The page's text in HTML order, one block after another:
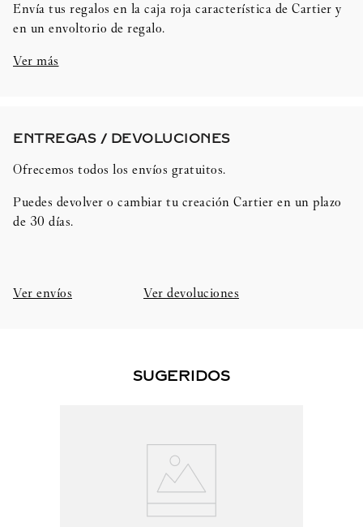
Envía tus regalos en la caja roja característica de Cartier y
en un envoltorio de regalo.
Ver más
ENTREGAS / DEVOLUCIONES​
Ofrecemos todos los envíos gratuitos.
Puedes devolver o cambiar tu creación Cartier en un plazo
de 30 días.​
Ver envíos Ver devoluciones
SUGERIDOS